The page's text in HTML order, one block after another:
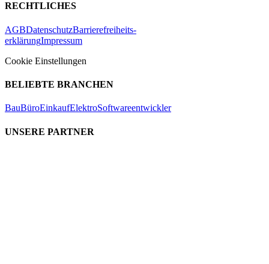
RECHTLICHES
AGBDatenschutzBarrierefreiheits-
erklärungImpressum
Cookie Einstellungen
BELIEBTE BRANCHEN
BauBüroEinkaufElektroSoftwareentwickler
UNSERE PARTNER